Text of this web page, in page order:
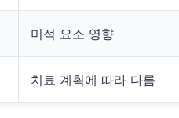
미적 요소 영향
치료 계획에 따라 다름